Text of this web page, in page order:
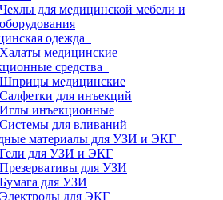
Чехлы для медицинской мебели и
оборудования
одежда
Халаты медицинские
средства
Шприцы медицинские
Салфетки для инъекций
Иглы инъекционные
Системы для вливаний
материалы для УЗИ и ЭКГ
Гели для УЗИ и ЭКГ
Презервативы для УЗИ
Бумага для УЗИ
Электроды для ЭКГ